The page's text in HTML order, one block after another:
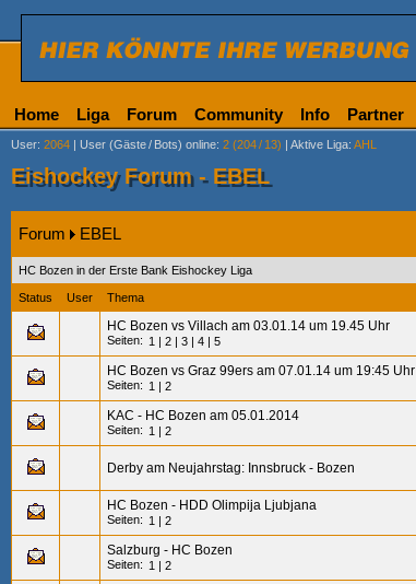
Home Liga Forum Community Info Partner
User: 2064 | User (Gäste/ Bots) online: 2 (204/ 13) | Aktive Liga: AHL
Eishockey Forum - EBEL
Forum EBEL
HC Bozen in der Erste Bank Eishockey Liga
Status User Thema
HC Bozen vs Villach am 03.01.14 um 19.45 Uhr
Seiten: 1 | 2 | 3 | 4 | 5
HC Bozen vs Graz 99ers am 07.01.14 um 19:45 Uhr
Seiten: 1 | 2
KAC - HC Bozen am 05.01.2014
Seiten: 1 | 2
Derby am Neujahrstag: Innsbruck - Bozen
HC Bozen - HDD Olimpija Ljubjana
Seiten: 1 | 2
Salzburg - HC Bozen
Seiten: 1 | 2